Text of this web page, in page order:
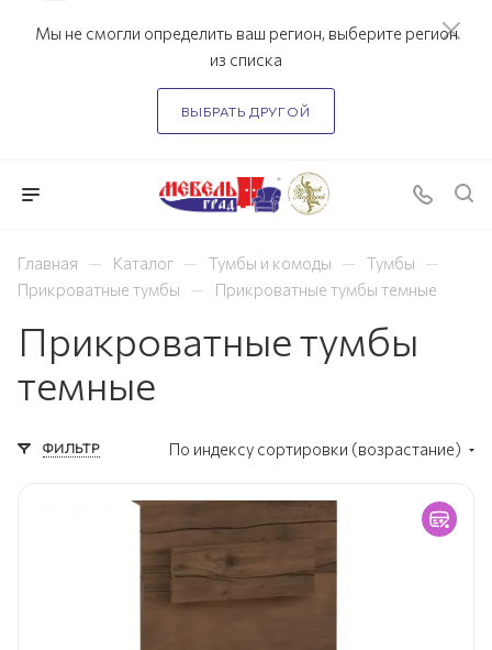
Мы не смогли определить ваш регион, выберите регион
из списка
ВЫБРАТЬ ДРУГОЙ
Главная — Каталог — Тумбы и комоды — Тумбы —
Прикроватные тумбы — Прикроватные тумбы темные
Прикроватные тумбы
темные
ФИЛЬТР По индексу сортировки (возрастание)